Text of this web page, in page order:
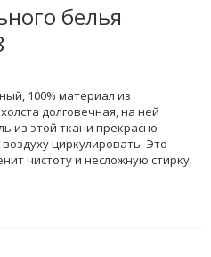
белья
100% материал из
долговечная, на ней
из этой ткани прекрасно
циркулировать. Это
чистоту и несложную стирку.